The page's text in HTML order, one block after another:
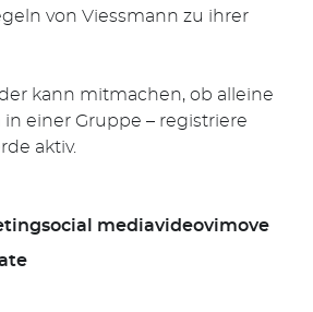
von Viessmann zu ihrer
kann mitmachen, ob alleine
einer Gruppe – registriere
aktiv.
social mediavideovimove